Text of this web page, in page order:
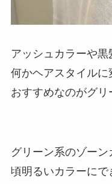
アッシュカラーや黒
何かヘアスタイル
おすすめなのがグリ
グリーン系のゾー
頃明るいカラーに